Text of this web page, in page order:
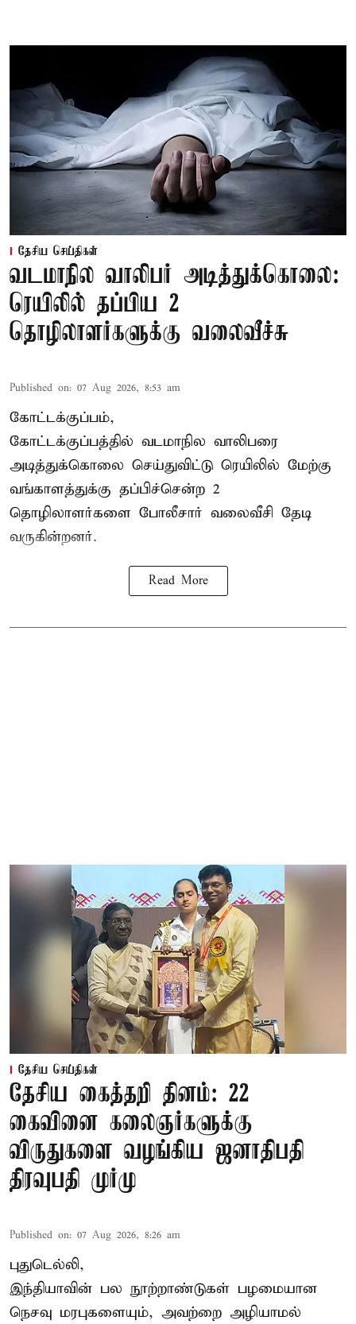
தேசிய செய்திகள்
வடமாநில வாலிபர் அடித்துக்கொலை:
ரெயிலில் தப்பிய 2
தொழிலாளர்களுக்கு வலைவீச்சு
Published on: 07 Aug 2026, 8:53 am
கோட்டக்குப்பம்,
கோட்டக்குப்பத்தில் வடமாநில வாலிபரை
அடித்துக்கொலை செய்துவிட்டு ரெயிலில் மேற்கு
வங்காளத்துக்கு தப்பிச்சென்ற 2
தொழிலாளர்களை போலீசார் வலைவீசி தேடி
வருகின்றனர்.
Read More
தேசிய செய்திகள்
தேசிய கைத்தறி தினம்: 22
கைவினை கலைஞர்களுக்கு
விருதுகளை வழங்கிய ஜனாதிபதி
திரவுபதி முர்மு
Published on: 07 Aug 2026, 8:26 am
புதுடெல்லி,
இந்தியாவின் பல நூற்றாண்டுகள் பழமையான
நெசவு மரபுகளையும், அவற்றை அழியாமல்